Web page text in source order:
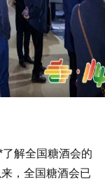
解全国糖酒会的
，全国糖酒会已